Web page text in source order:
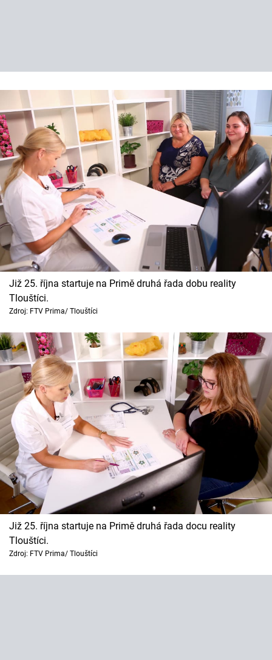
Již 25. října startuje na Primě druhá řada dobu reality
Tlouštíci.
Zdroj: FTV Prima/ Tlouštíci
Již 25. října startuje na Primě druhá řada docu reality
Tlouštíci.
Zdroj: FTV Prima/ Tlouštíci